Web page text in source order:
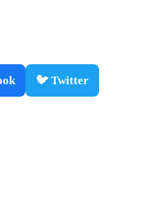
🐦 Twitter